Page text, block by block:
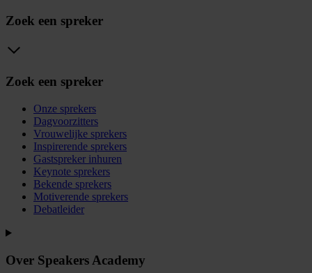
Zoek een spreker
Zoek een spreker
Onze sprekers
Dagvoorzitters
Vrouwelijke sprekers
Inspirerende sprekers
Gastspreker inhuren
Keynote sprekers
Bekende sprekers
Motiverende sprekers
Debatleider
Over Speakers Academy